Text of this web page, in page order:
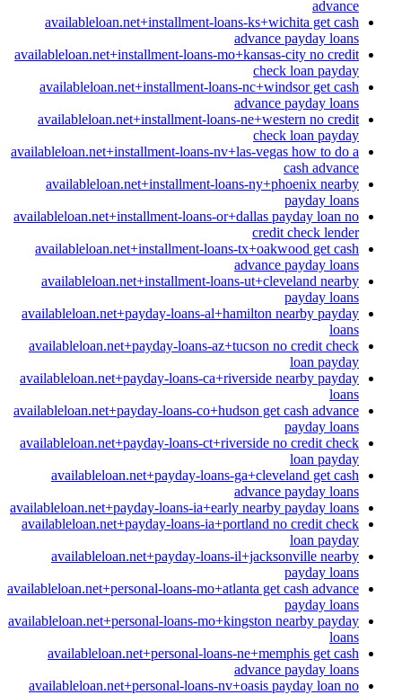
advance
availableloan.net+installment-loans-ks+wichita get cash
advance payday loans
availableloan.net+installment-loans-mo+kansas-city no credit
check loan payday
availableloan.net+installment-loans-nc+windsor get cash
advance payday loans
availableloan.net+installment-loans-ne+western no credit
check loan payday
availableloan.net+installment-loans-nv+las-vegas how to do a
cash advance
availableloan.net+installment-loans-ny+phoenix nearby
payday loans
availableloan.net+installment-loans-or+dallas payday loan no
credit check lender
availableloan.net+installment-loans-tx+oakwood get cash
advance payday loans
availableloan.net+installment-loans-ut+cleveland nearby
payday loans
availableloan.net+payday-loans-al+hamilton nearby payday
loans
availableloan.net+payday-loans-az+tucson no credit check
loan payday
availableloan.net+payday-loans-ca+riverside nearby payday
loans
availableloan.net+payday-loans-co+hudson get cash advance
payday loans
availableloan.net+payday-loans-ct+riverside no credit check
loan payday
availableloan.net+payday-loans-ga+cleveland get cash
advance payday loans
availableloan.net+payday-loans-ia+early nearby payday loans
availableloan.net+payday-loans-ia+portland no credit check
loan payday
availableloan.net+payday-loans-il+jacksonville nearby
payday loans
availableloan.net+personal-loans-mo+atlanta get cash advance
payday loans
availableloan.net+personal-loans-mo+kingston nearby payday
loans
availableloan.net+personal-loans-ne+memphis get cash
advance payday loans
availableloan.net+personal-loans-nv+oasis payday loan no